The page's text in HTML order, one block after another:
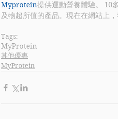
Myprotein提供運動營養體驗。 10
及物超所值的產品。現在在網站上
Tags:
MyProtein
其他優惠
MyProtein